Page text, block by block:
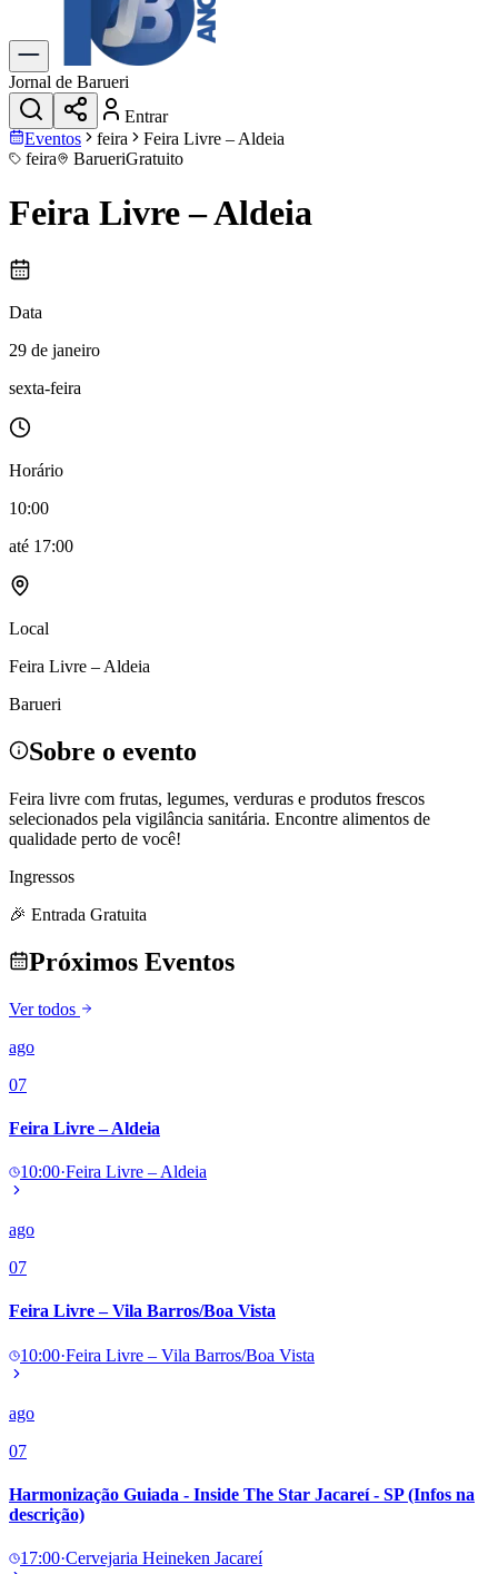
Jornal de Barueri
Entrar
Eventos
feira
Feira Livre – Aldeia
feira
BarueriGratuito
Feira Livre – Aldeia
Data
29 de janeiro
sexta-feira
Horário
10:00
até 17:00
Local
Feira Livre – Aldeia
Barueri
Sobre o evento
Feira livre com frutas, legumes, verduras e produtos frescos
selecionados pela vigilância sanitária. Encontre alimentos de
qualidade perto de você!
Ingressos
🎉 Entrada Gratuita
Próximos Eventos
Ver todos
ago
07
Feira Livre – Aldeia
10:00·Feira Livre – Aldeia
ago
07
Feira Livre – Vila Barros/Boa Vista
10:00·Feira Livre – Vila Barros/Boa Vista
ago
07
Harmonização Guiada - Inside The Star Jacareí - SP (Infos na
descrição)
17:00·Cervejaria Heineken Jacareí